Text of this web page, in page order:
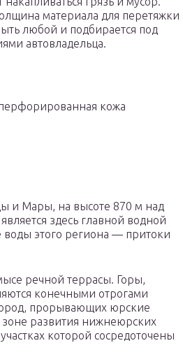
материала для перетяжки
любой и подбирается под
автовладельца.
кожа
и Мары, на высоте 870 м над
здесь главной водной
воды этого региона — притоки
речной террасы. Горы,
конечными отрогами
прорывающих юрские
развития нижнеюрских
которой сосредоточены